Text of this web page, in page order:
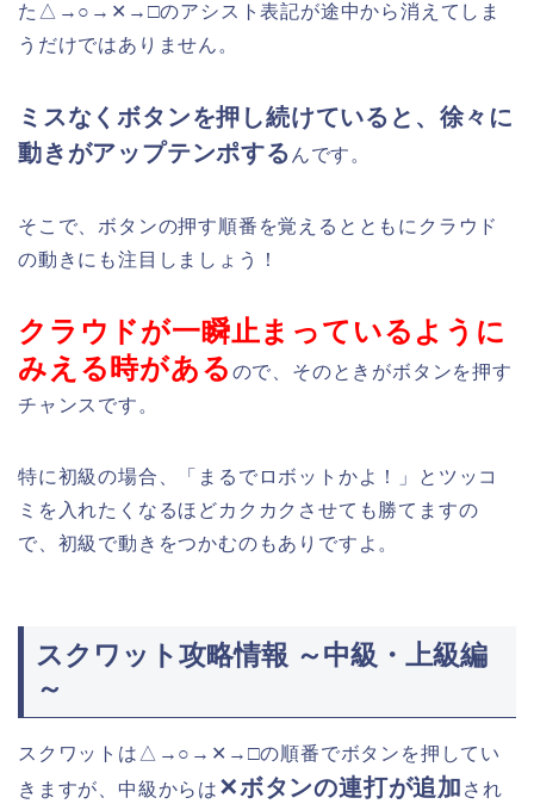
た△→○→✕→□のアシスト表記が途中から消えてしま
うだけではありません。
ミスなくボタンを押し続けていると、徐々に
動きがアップテンポする んです。
そこで、ボタンの押す順番を覚えるとともにクラウド
の動きにも注目しましょう！
クラウドが一瞬止まっているように
みえる時がある ので、そのときがボタンを押す
チャンスです。
特に初級の場合、「まるでロボットかよ！」とツッコ
ミを入れたくなるほどカクカクさせても勝てますの
で、初級で動きをつかむのもありですよ。
スクワット攻略情報 ～中級・上級編
～
スクワットは△→○→✕→□の順番でボタンを押してい
きますが、中級からは ✕ボタンの連打が追加 され